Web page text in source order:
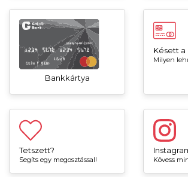
Bankkártya
Késett
Milyen
Tetszett?
Segíts egy megosztással! Kövess